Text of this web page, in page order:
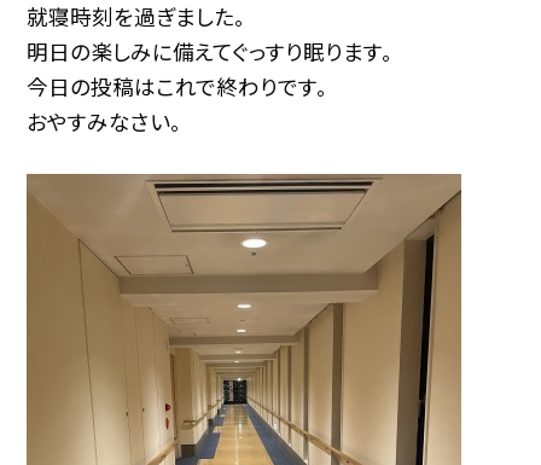
就寝時刻を過ぎました。
明日の楽しみに備えてぐっすり眠ります。
今日の投稿はこれで終わりです。
おやすみなさい。